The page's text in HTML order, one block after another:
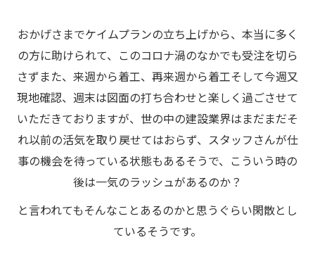
おかげさまでケイムプランの立ち上げから、本当に多く
の方に助けられて、このコロナ渦のなかでも受注を切ら
さずまた、来週から着工、再来週から着工そして今週又
現地確認、週末は図面の打ち合わせと楽しく過ごさせて
いただきておりますが、世の中の建設業界はまだまだそ
れ以前の活気を取り戻せてはおらず、スタッフさんが仕
事の機会を待っている状態もあるそうで、こういう時の
後は一気のラッシュがあるのか？
と言われてもそんなことあるのかと思うぐらい閑散とし
ているそうです。